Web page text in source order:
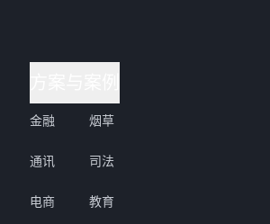
金融
通讯
电商
烟草
司法
教育